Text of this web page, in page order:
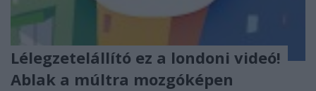
Lélegzetelállító ez a londoni videó!
Ablak a múltra mozgóképen